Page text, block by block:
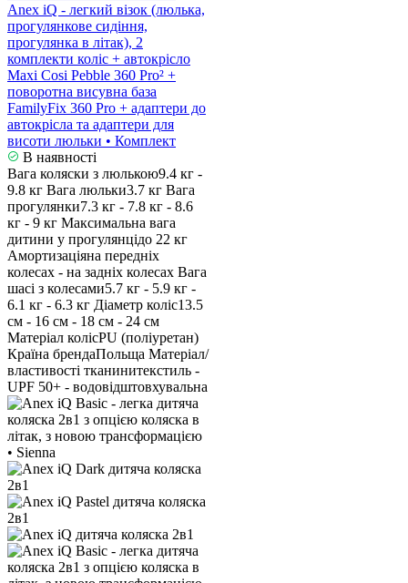
Anex iQ - легкий візок (люлька,
прогулянкове сидіння,
прогулянка в літак), 2
комплекти коліс + автокрісло
Maxi Cosi Pebble 360 Pro² +
поворотна висувна база
FamilyFix 360 Pro + адаптери до
автокрісла та адаптери для
висоти люльки • Комплект
В наявності
Вага коляски з люлькою9.4 кг -
9.8 кг Вага люльки3.7 кг Вага
прогулянки7.3 кг - 7.8 кг - 8.6
кг - 9 кг Максимальна вага
дитини у прогулянцідо 22 кг
Амортизаціяна передніх
колесах - на задніх колесах Вага
шасі з колесами5.7 кг - 5.9 кг -
6.1 кг - 6.3 кг Діаметр коліс13.5
см - 16 см - 18 см - 24 см
Матеріал колісPU (поліуретан)
Країна брендаПольща Матеріал/
властивості тканинитекстиль -
UPF 50+ - водовідштовхувальна